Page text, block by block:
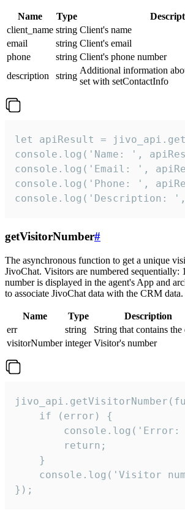
Name Type
client_name string Client's name
email
string Client's email
phone
string Client's phone number
description
string
Additional information
set with setContactInfo
let apiResult =
console.log('Name: ',
console.log('Email: ',
console.log('Phone: ',
console.log('Description:
getVisitorNumber#
The asynchronous function to get a unique
JivoChat. Visitors are numbered sequentially:
number is displayed in the agent's App and
to associate JivoChat data with the CRM data.
Name Type
Description
err
string
String that contains the
visitorNumber integer Visitor's number
    if (error) {
console.log('Error:
        return;
    }
console.log('Visitor
});